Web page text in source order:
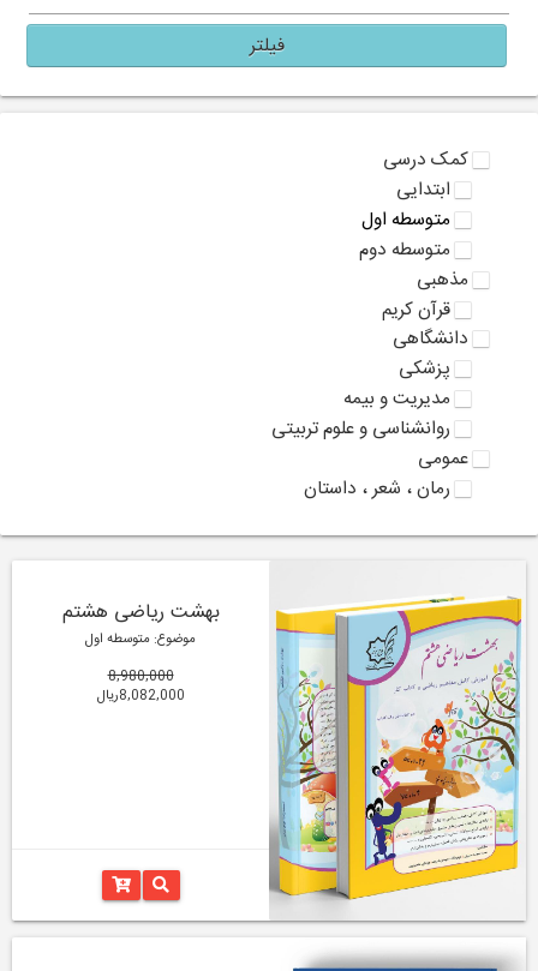
فیلتر
کمک درسی
ابتدایی
متوسطه اول
متوسطه دوم
مذهبی
قرآن کریم
دانشگاهی
پزشکی
مدیریت و بیمه
روانشناسی و علوم تربیتی
عمومی
رمان ، شعر ، داستان
بهشت ریاضی هشتم
موضوع: متوسطه اول
8,980,000
8,082,000ریال